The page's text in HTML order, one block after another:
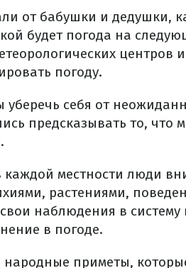
от бабушки и дедушки,
будет погода на
центров
погоду.
уберечь себя от
предсказывать то, что
каждой местности люди
растениями,
наблюдения в
в погоде.
народные приметы,